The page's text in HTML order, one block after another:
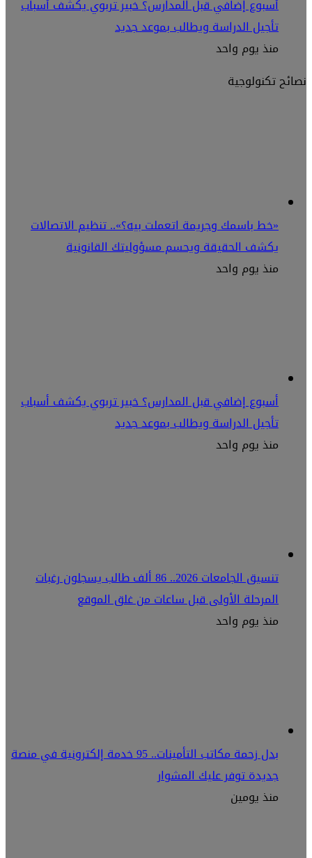
أسبوع إضافي قبل المدارس؟ خبير تربوي يكشف أسباب
تأجيل الدراسة ويطالب بموعد جديد
منذ يوم واحد
نصائح تكنولوجية
«خط باسمك وجريمة اتعملت بيه؟».. تنظيم الاتصالات
يكشف الحقيقة ويحسم مسؤوليتك القانونية
منذ يوم واحد
أسبوع إضافي قبل المدارس؟ خبير تربوي يكشف أسباب
تأجيل الدراسة ويطالب بموعد جديد
منذ يوم واحد
تنسيق الجامعات 2026.. 86 ألف طالب يسجلون رغبات
المرحلة الأولى قبل ساعات من غلق الموقع
منذ يوم واحد
بدل زحمة مكاتب التأمينات.. 95 خدمة إلكترونية في منصة
جديدة توفر عليك المشوار
منذ يومين